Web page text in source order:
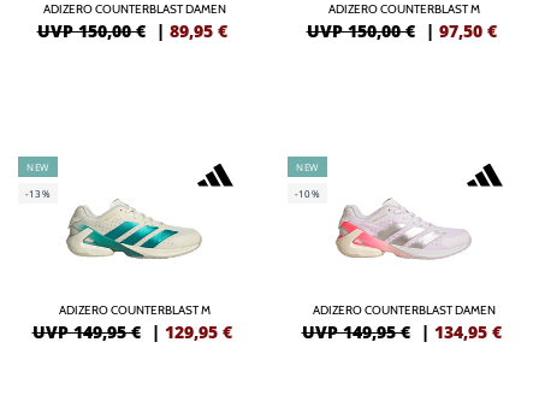
ADIZERO COUNTERBLAST DAMEN
UVP 150,00 € | 89,95 €
ADIZERO COUNTERBLAST M
UVP 150,00 € | 97,50 €
NEW
-13%
ADIZERO COUNTERBLAST M
UVP 149,95 € | 129,95 €
NEW
-10%
ADIZERO COUNTERBLAST DAMEN
UVP 149,95 € | 134,95 €